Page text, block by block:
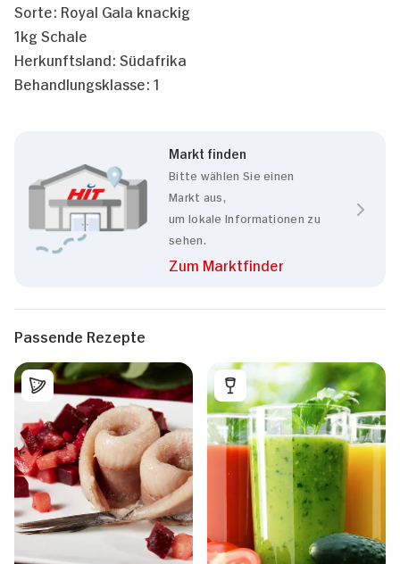
Sorte: Royal Gala knackig
1kg Schale
Herkunftsland: Südafrika
Behandlungsklasse: 1
Markt finden
Bitte wählen Sie einen
Markt aus,
um lokale Informationen zu
sehen.
Zum Marktfinder
Passende Rezepte